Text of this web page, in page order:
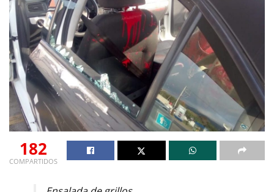
182
COMPARTIDOS